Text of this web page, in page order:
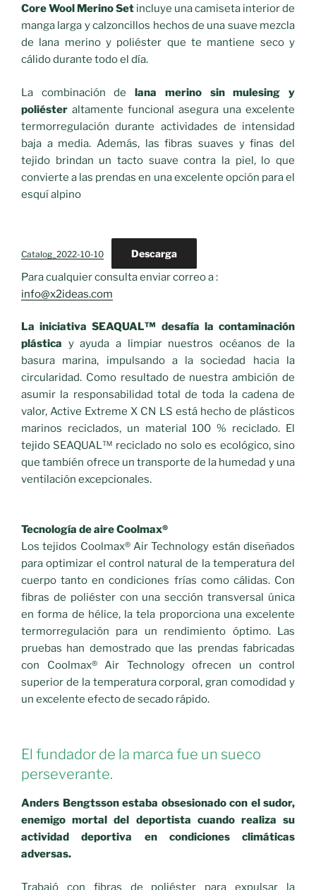
Core Wool Merino Set incluye una camiseta interior de
manga larga y calzoncillos hechos de una suave mezcla
de lana merino y poliéster que te mantiene seco y
cálido durante todo el día.
La combinación delana merino sin mulesing y
poliéster altamente funcional asegura una excelente
termorregulación durante actividades de intensidad
baja a media. Además, las fibras suaves y finas del
tejido brindan un tacto suave contra la piel, lo que
convierte a las prendas en una excelente opción para el
esquí alpino
Catalog_2022-10-10 Descarga
Para cualquier consulta enviar correo a :
info@x2ideas.com
La iniciativa SEAQUAL™ desafía la contaminación
plástica y ayuda a limpiar nuestros océanos de la
basura marina, impulsando a la sociedad hacia la
circularidad. Como resultado de nuestra ambición de
asumir la responsabilidad total de toda la cadena de
valor, Active Extreme X CN LS está hecho de plásticos
marinos reciclados, un material 100 % reciclado. El
tejido SEAQUAL™ reciclado no solo es ecológico, sino
que también ofrece un transporte de la humedad y una
ventilación excepcionales.
Tecnología de aire Coolmax®
Los tejidos Coolmax® Air Technology están diseñados
para optimizar el control natural de la temperatura del
cuerpo tanto en condiciones frías como cálidas. Con
fibras de poliéster con una sección transversal única
en forma de hélice, la tela proporciona una excelente
termorregulación para un rendimiento óptimo. Las
pruebas han demostrado que las prendas fabricadas
con Coolmax® Air Technology ofrecen un control
superior de la temperatura corporal, gran comodidad y
un excelente efecto de secado rápido.
El fundador de la marca fue un sueco
perseverante.
Anders Bengtsson estaba obsesionado con el sudor,
enemigo mortal del deportista cuando realiza su
actividad deportiva en condiciones climáticas
adversas.
Trabajó con fibras de poliéster para expulsar la